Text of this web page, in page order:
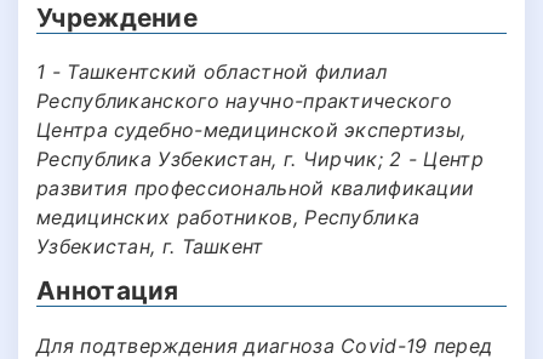
Учреждение
1 - Ташкентский областной филиал
Республиканского научно-практического
Центра судебно-медицинской экспертизы,
Республика Узбекистан, г. Чирчик; 2 - Центр
развития профессиональной квалификации
медицинских работников, Республика
Узбекистан, г. Ташкент
Аннотация
Для подтверждения диагноза Covid-19 перед